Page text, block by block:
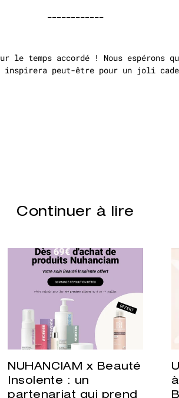
le temps accordé ! Nous espérons
peut-être pour un joli
Continuer à lire
NUHANCIAM x Beauté
Insolente : un
partenariat qui prend